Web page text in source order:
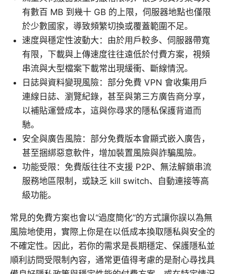
有數百 MB 到幾十 GB 的上限，伺服器地點也僅限
於少數國家，導致頻繁切換或覆蓋範圍不足。
速度與穩定性波動大：由於用戶較多、伺服器帶寬
有限，下載與上傳速度往往遠低於付費方案，視頻
串流與大型檔案下載常出現緩衝、斷線情況。
日誌與資料變現風險：部分免費 VPN 會收集用戶
連線日誌、瀏覽紀錄，甚至與第三方廣告商分享，
以補貼運營成本，這與你尋求的隱私保護背道而
馳。
安全與廣告風險：部分免費版本會顯式嵌入廣告，
甚至捆綁惡意軟件，增加裝置風險與詐騙風險。
功能受限：免費版往往不支援 P2P、無法解鎖串流
服務地區限制，或缺乏 kill switch、自動連接等高
級功能。
常見的免費方案也會以“過度簡化”的方式讓你誤以為無
風險地使用，實際上你是在以低成本換取隱私與安全的
不確定性。因此，若你的需求是長期穩定、保護隱私並
順利訪問受限制內容，通常更值得考慮的是耐心尋找具